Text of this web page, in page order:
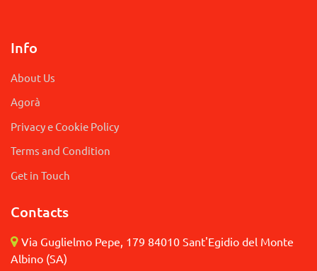
Info
About Us
Agorà
Privacy e Cookie Policy
Terms and Condition
Get in Touch
Contacts
Via Guglielmo Pepe, 179 84010 Sant'Egidio del Monte
Albino (SA)